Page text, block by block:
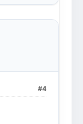
#4